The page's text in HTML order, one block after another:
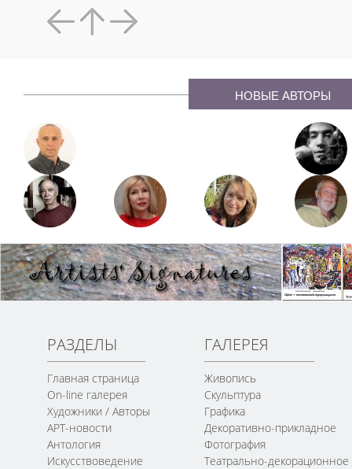
НОВЫЕ АВТОРЫ
РАЗДЕЛЫ
Главная страница
On-line галерея
Художники / Авторы
АРТ-новости
Антология
Искусствоведение
ГАЛЕРЕЯ
Живопись
Скульптура
Графика
Декоративно-прикладное
Фотография
Театрально-декорационное